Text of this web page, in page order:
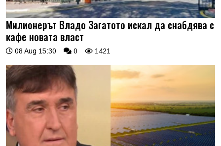
Милионерът Владо Загатото искал да снабдява с
кафе новата власт
08 Aug 15:30 0 1421